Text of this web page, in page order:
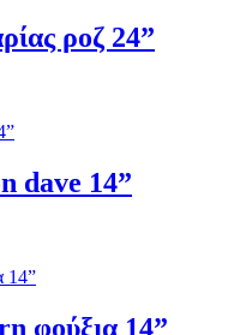
ροζ 24”
dave 14”
φούξια 14”